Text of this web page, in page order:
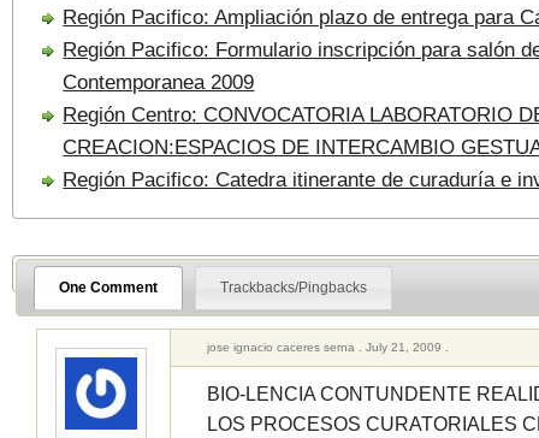
Región Pacifico: Ampliación plazo de entrega para
Región Pacifico: Formulario inscripción para salón
Contemporanea 2009
Región Centro: CONVOCATORIA LABORATORIO
CREACION:ESPACIOS DE INTERCAMBIO
Región Pacifico: Catedra itinerante de curaduría e
One Comment Trackbacks/Pingbacks
jose ignacio caceres serna . July 21, 2009 .
BIO-LENCIA CONTUNDENTE
LOS PROCESOS CURATORIALES